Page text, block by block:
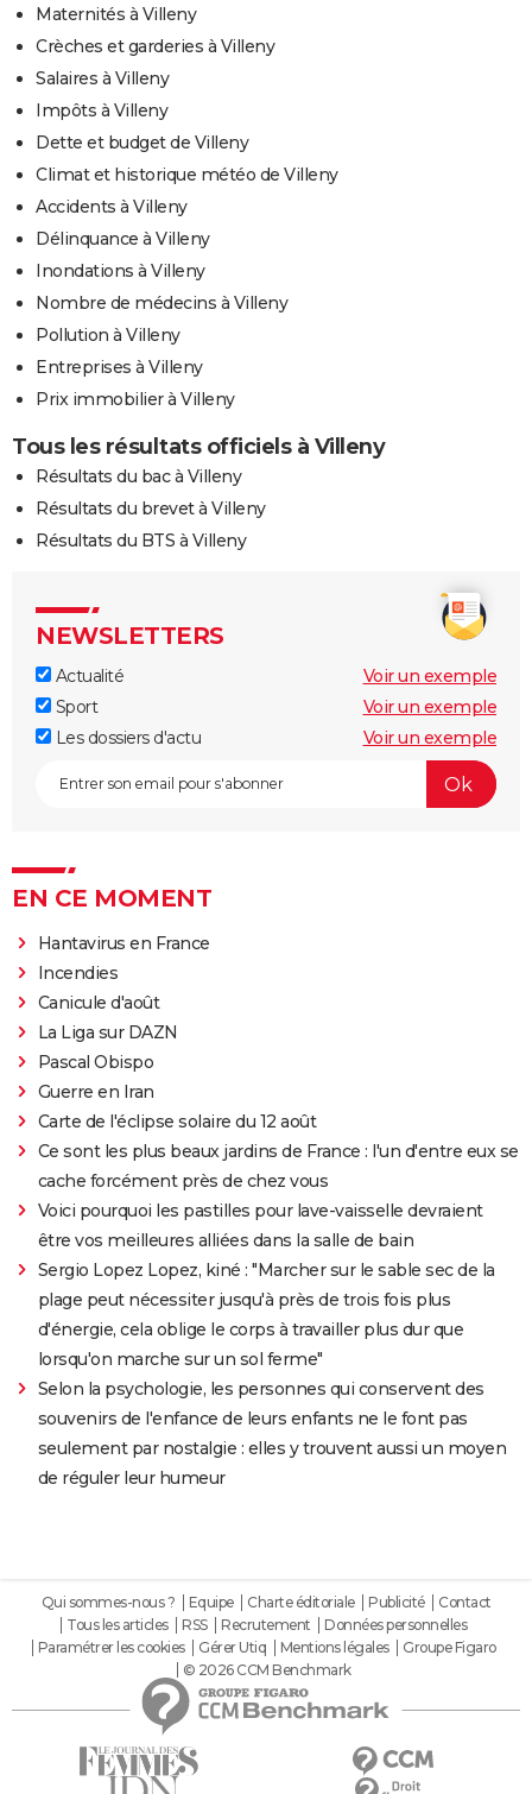
Maternités à Villeny
Crèches et garderies à Villeny
Salaires à Villeny
Impôts à Villeny
Dette et budget de Villeny
Climat et historique météo de Villeny
Accidents à Villeny
Délinquance à Villeny
Inondations à Villeny
Nombre de médecins à Villeny
Pollution à Villeny
Entreprises à Villeny
Prix immobilier à Villeny
Tous les résultats officiels à Villeny
Résultats du bac à Villeny
Résultats du brevet à Villeny
Résultats du BTS à Villeny
NEWSLETTERS
Actualité
Voir un exemple
Sport
Voir un exemple
Les dossiers d'actu
Voir un exemple
EN CE MOMENT
Hantavirus en France
Incendies
Canicule d'août
La Liga sur DAZN
Pascal Obispo
Guerre en Iran
Carte de l'éclipse solaire du 12 août
Ce sont les plus beaux jardins de France : l'un d'entre eux se
cache forcément près de chez vous
Voici pourquoi les pastilles pour lave-vaisselle devraient
être vos meilleures alliées dans la salle de bain
Sergio Lopez Lopez, kiné : "Marcher sur le sable sec de la
plage peut nécessiter jusqu'à près de trois fois plus
d'énergie, cela oblige le corps à travailler plus dur que
lorsqu'on marche sur un sol ferme"
Selon la psychologie, les personnes qui conservent des
souvenirs de l'enfance de leurs enfants ne le font pas
seulement par nostalgie : elles y trouvent aussi un moyen
de réguler leur humeur
Qui sommes-nous ? Equipe Charte éditoriale Publicité
Contact
Tous les articles
RSS Recrutement
Données personnelles
Paramétrer les cookies
Gérer Utiq Mentions légales
Groupe Figaro
© 2026 CCM Benchmark